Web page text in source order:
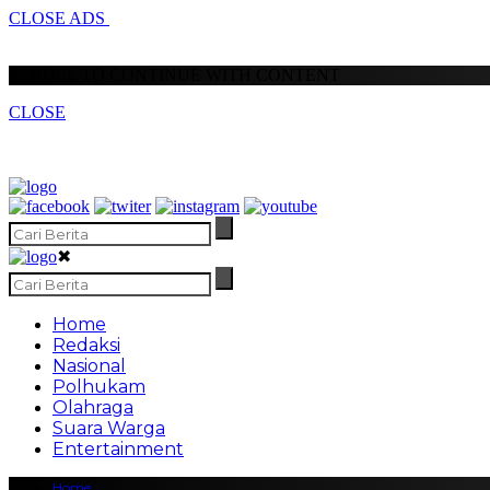
CLOSE ADS
CLOSE
✖
Home
Redaksi
Nasional
Polhukam
Olahraga
Suara Warga
Entertainment